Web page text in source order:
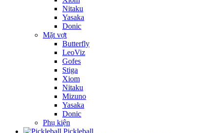
Nitaku
Yasaka
Donic
Mặt vợt
Butterfly
LeoViz
Gofes
Stiga
Xiom
Nitaku
Mizuno
Yasaka
Donic
Phụ kiện
Pickleball